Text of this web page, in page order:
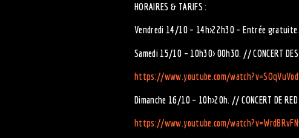
HORAIRES & TARIFS :
Vendredi 14/10 – 14h>22h30 – Entrée gratuite.
Samedi 15/10 – 10h30> 00h30. // CONCERT
https://www.youtube.com/
Dimanche 16/10 – 10h>20h. // CONCERT DE
https://www.youtube.com/